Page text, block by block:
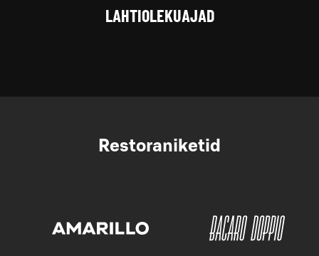
LAHTIOLEKUAJAD
Restoraniketid